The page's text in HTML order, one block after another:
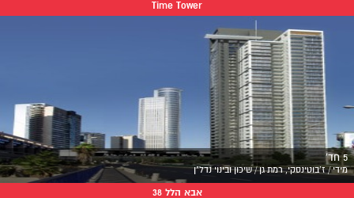
Time Tower
5 חד'
מידי / ז'בוטינסקי, רמת גן / שיכון ובינוי נדל"ן
אבא הלל 38